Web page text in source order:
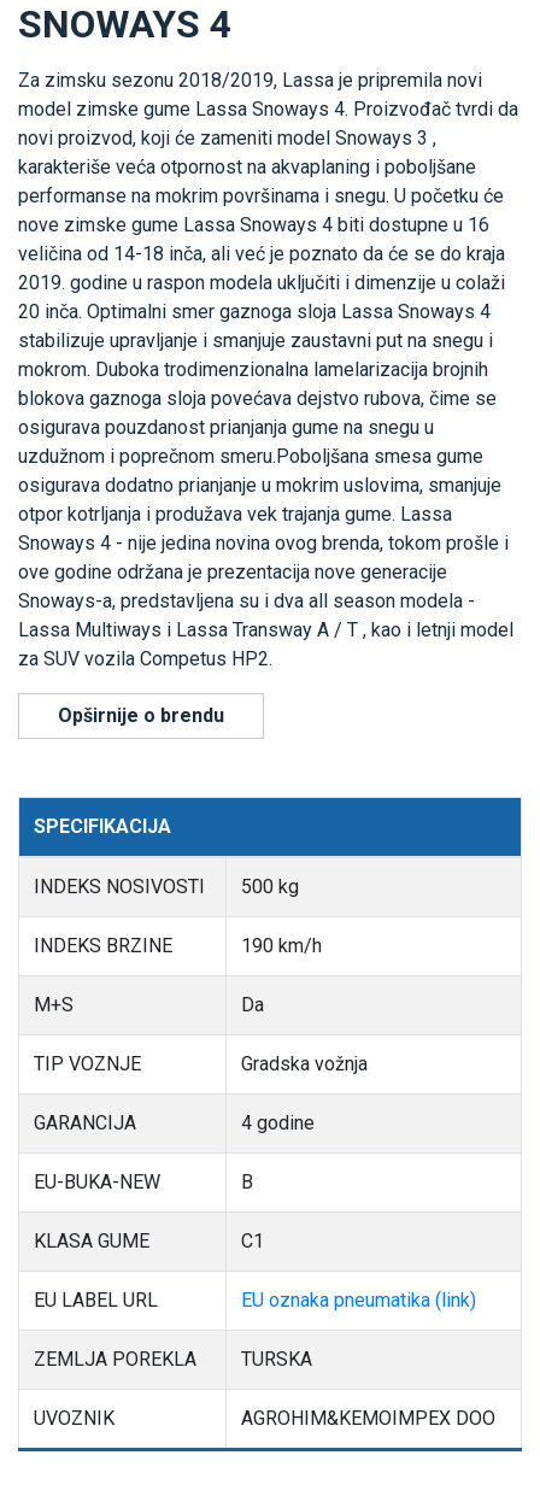
SNOWAYS 4
Za zimsku sezonu 2018/2019, Lassa je pripremila novi
model zimske gume Lassa Snoways 4. Proizvođač tvrdi da
novi proizvod, koji će zameniti model Snoways 3 ,
karakteriše veća otpornost na akvaplaning i poboljšane
performanse na mokrim površinama i snegu. U početku će
nove zimske gume Lassa Snoways 4 biti dostupne u 16
veličina od 14-18 inča, ali već je poznato da će se do kraja
2019. godine u raspon modela uključiti i dimenzije u colaži
20 inča. Optimalni smer gaznoga sloja Lassa Snoways 4
stabilizuje upravljanje i smanjuje zaustavni put na snegu i
mokrom. Duboka trodimenzionalna lamelarizacija brojnih
blokova gaznoga sloja povećava dejstvo rubova, čime se
osigurava pouzdanost prianjanja gume na snegu u
uzdužnom i poprečnom smeru.Poboljšana smesa gume
osigurava dodatno prianjanje u mokrim uslovima, smanjuje
otpor kotrljanja i produžava vek trajanja gume. Lassa
Snoways 4 - nije jedina novina ovog brenda, tokom prošle i
ove godine održana je prezentacija nove generacije
Snoways-a, predstavljena su i dva all season modela -
Lassa Multiways i Lassa Transway A / T , kao i letnji model
za SUV vozila Competus HP2.
Opširnije o brendu
SPECIFIKACIJA
INDEKS NOSIVOSTI 500 kg
INDEKS BRZINE 190 km/h
M+S Da
TIP VOZNJE Gradska vožnja
GARANCIJA 4 godine
EU-BUKA-NEW B
KLASA GUME C1
EU LABEL URL EU oznaka pneumatika (link)
ZEMLJA POREKLA TURSKA
UVOZNIK AGROHIM&KEMOIMPEX DOO